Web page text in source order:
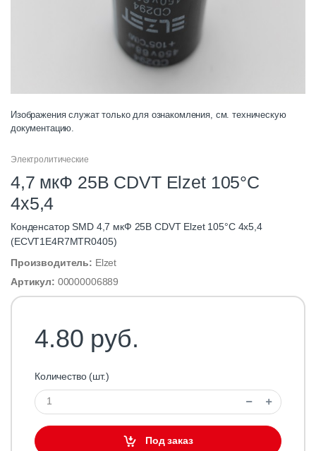
Изображения служат только для ознакомления, см. техническую
документацию.
Электролитические
4,7 мкФ 25В CDVT Elzet 105°C
4х5,4
Конденсатор SMD 4,7 мкФ 25В CDVT Elzet 105°C 4х5,4
(ECVT1E4R7MTR0405)
Производитель: Elzet
Артикул: 00000006889
4.80 руб.
Количество (шт.)
Под заказ